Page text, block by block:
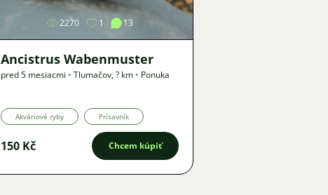
2270 1 13
Ancistrus Wabenmuster
pred 5 mesiacmi • Tlumačov,? km • Ponuka
Akváriové ryby Prísavník
150 Kč Chcem kúpiť